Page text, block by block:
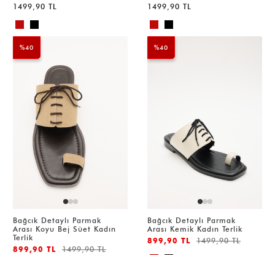
1499,90 TL
1499,90 TL
%40
Bağcık Detaylı Parmak
Arası Koyu Bej Süet Kadın
Terlik
899,90 TL
1499,90 TL
%40
Bağcık Detaylı Parmak
Arası Kemik Kadın Terlik
899,90 TL
1499,90 TL